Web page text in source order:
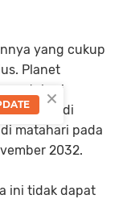
yang cukup
Planet
matahari
hitam di
matahari pada
2032.
ini tidak dapat
×